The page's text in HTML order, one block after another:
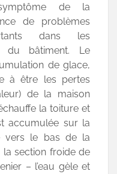
de la
de problèmes
dans les
du bâtiment. Le
de glace,
à être les pertes
de la maison
la toiture et
accumulée sur la
vers le bas de la
section froide de
– l’eau gèle et